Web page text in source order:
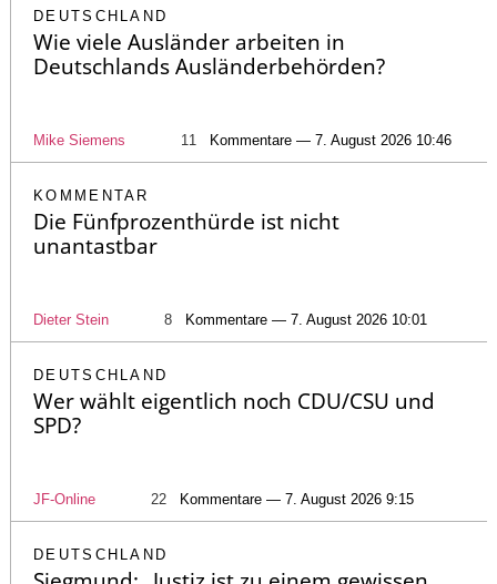
DEUTSCHLAND
Wie viele Ausländer arbeiten in
Deutschlands Ausländerbehörden?
Mike Siemens 11 Kommentare — 7. August 2026 10:46
KOMMENTAR
Die Fünfprozenthürde ist nicht
unantastbar
Dieter Stein 8 Kommentare — 7. August 2026 10:01
DEUTSCHLAND
Wer wählt eigentlich noch CDU/CSU und
SPD?
JF-Online 22 Kommentare — 7. August 2026 9:15
DEUTSCHLAND